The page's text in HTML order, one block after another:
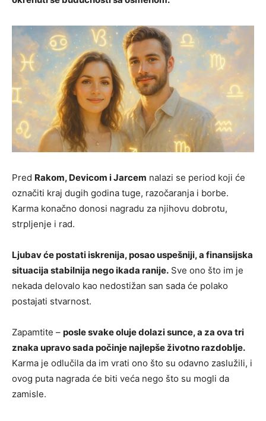
Pred Rakom, Devicom i Jarcem nalazi se period koji će
označiti kraj dugih godina tuge, razočaranja i borbe.
Karma konačno donosi nagradu za njihovu dobrotu,
strpljenje i rad.
Ljubav će postati iskrenija, posao uspešniji, a finansijska
situacija stabilnija nego ikada ranije. Sve ono što im je
nekada delovalo kao nedostižan san sada će polako
postajati stvarnost.
Zapamtite – posle svake oluje dolazi sunce, a za ova tri
znaka upravo sada počinje najlepše životno razdoblje.
Karma je odlučila da im vrati ono što su odavno zaslužili, i
ovog puta nagrada će biti veća nego što su mogli da
zamisle.